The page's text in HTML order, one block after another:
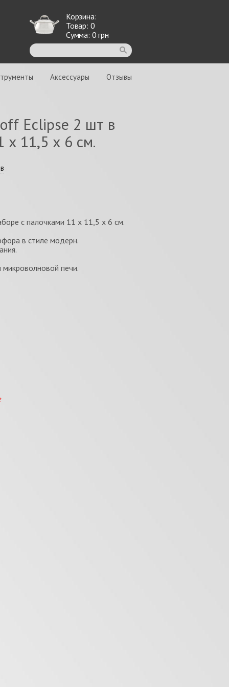
Корзина:
Товар: 0
Сумма: 0 грн
Аксессуары Отзывы
Eclipse 2 шт в
х 11,5 х 6 см.
с палочками 11 х 11,5 х 6 см.
в стиле модерн.
печи.